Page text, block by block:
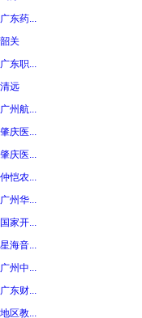
广东药...
韶关
广东职...
清远
广州航...
肇庆医...
肇庆医...
仲恺农...
广州华...
国家开...
星海音...
广州中...
广东财...
地区教...